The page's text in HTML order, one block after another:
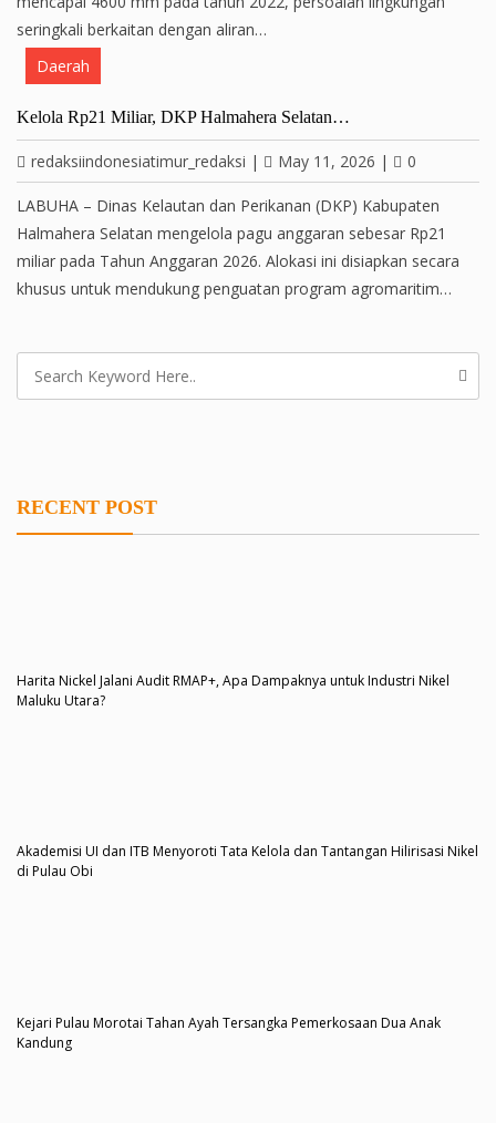
seringkali berkaitan dengan aliran…
Daerah
Kelola Rp21 Miliar, DKP Halmahera Selatan…
redaksiindonesiatimur_redaksi | May 11, 2026 | 0
LABUHA – Dinas Kelautan dan Perikanan (DKP) Kabupaten
Halmahera Selatan mengelola pagu anggaran sebesar Rp21
miliar pada Tahun Anggaran 2026. Alokasi ini disiapkan secara
khusus untuk mendukung penguatan program agromaritim…
RECENT POST
Harita Nickel Jalani Audit RMAP+, Apa Dampaknya untuk Industri Nikel
Maluku Utara?
Akademisi UI dan ITB Menyoroti Tata Kelola dan Tantangan Hilirisasi Nikel
di Pulau Obi
Kejari Pulau Morotai Tahan Ayah Tersangka Pemerkosaan Dua Anak
Kandung